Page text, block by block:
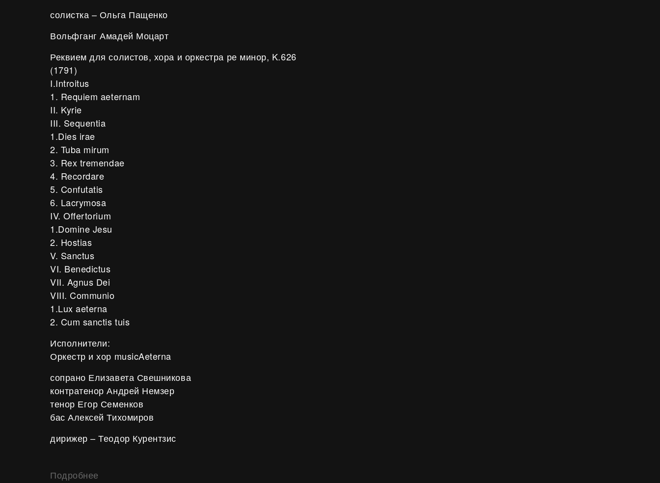
солистка – Ольга Пащенко
Вольфганг Амадей Моцарт
Реквием для солистов, хора и оркестра ре минор, K.626
(1791)
I.Introitus
1. Requiem aeternam
II. Kyrie
III. Sequentia
1.Dies irae
2. Tuba mirum
3. Rex tremendae
4. Recordare
5. Confutatis
6. Lacrymosa
IV. Offertorium
1.Domine Jesu
2. Hostias
V. Sanctus
VI. Benedictus
VII. Agnus Dei
VIII. Communio
1.Lux aeterna
2. Cum sanctis tuis
Исполнители:
Оркестр и хор musicAeterna
сопрано Елизавета Свешникова
контратенор Андрей Немзер
тенор Егор Семенков
бас Алексей Тихомиров
дирижер – Теодор Курентзис
Подробнее